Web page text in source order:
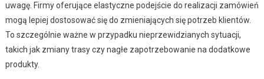
uwagę. Firmy oferujące elastyczne podejście do realizacji zamówień
mogą lepiej dostosować się do zmieniających się potrzeb klientów.
To szczególnie ważne w przypadku nieprzewidzianych sytuacji,
takich jak zmiany trasy czy nagłe zapotrzebowanie na dodatkowe
produkty.